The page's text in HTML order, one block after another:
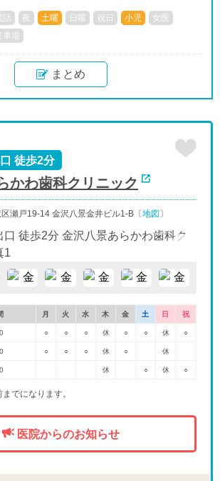
話 夜 土曜 日曜 祝日 小児
女医
車場
まとめ
かわ歯科クリニック
徒歩2分
瀬戸19-14 金沢八景金井ビル1-B〔地図 〕
月 火 水 木 金 土 日 祝
○ ○ ○ 休 ○ ○ 休 ○
○ ○ ○ 休 ○ 休
休 ○ 休 ○
でになります。
医院からのお知らせ